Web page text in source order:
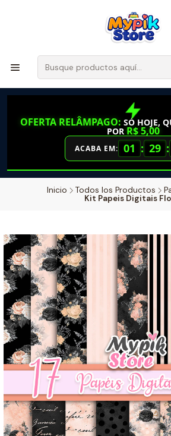
OFERTA RELÂMPAGO: SÓ HOJE,
POR R$ 5,00
ACABA EM: 01 : 29 :
Inicio Todos los Productos
Kit Papeis Digitais